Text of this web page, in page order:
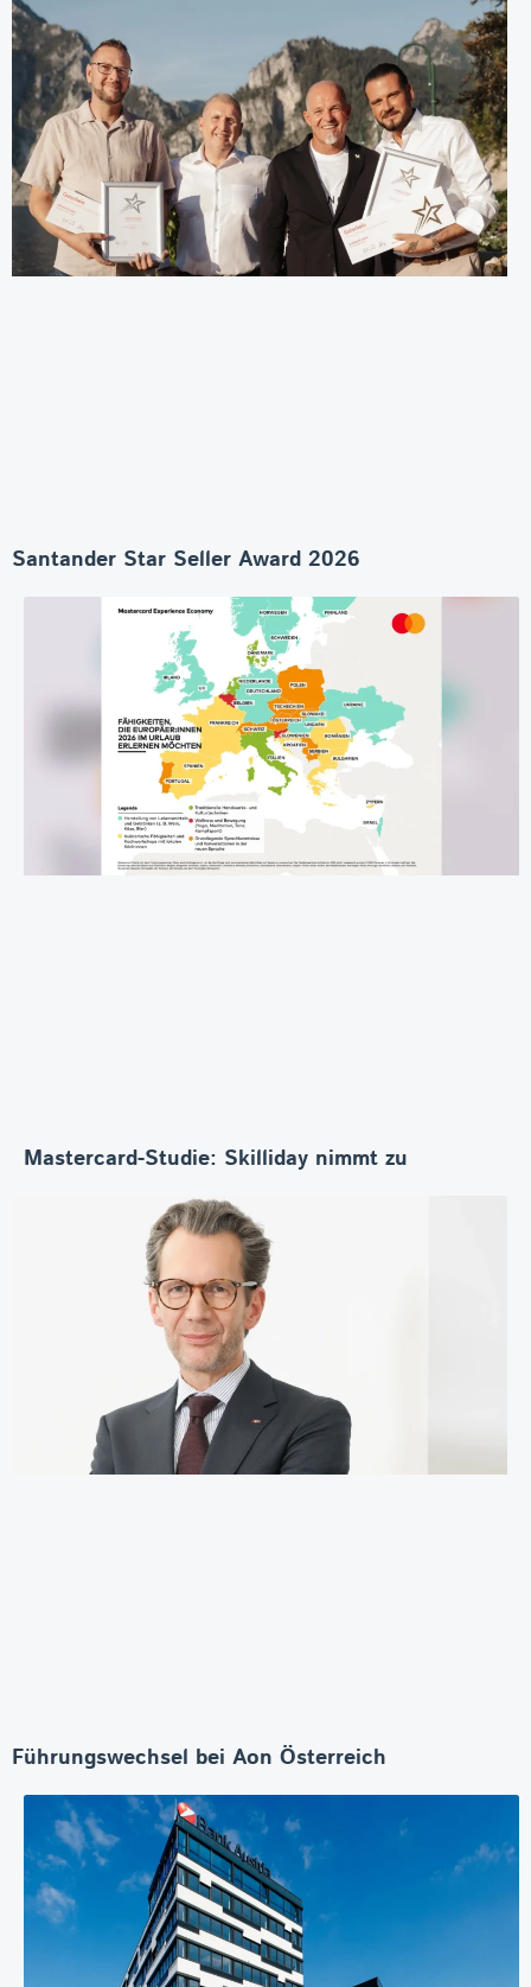
Santander Star Seller Award 2026
Mastercard-Studie: Skilliday nimmt zu
Führungswechsel bei Aon Österreich